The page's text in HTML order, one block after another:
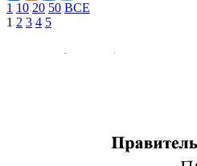
1 10 20 50 ВСЕ
1 2 3 4 5